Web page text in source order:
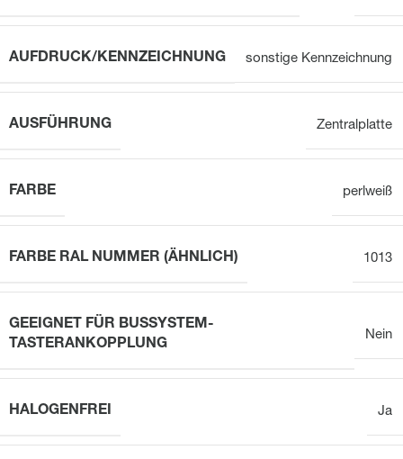
AUFDRUCK/KENNZEICHNUNG sonstige Kennzeichnung
AUSFÜHRUNG Zentralplatte
FARBE perlweiß
FARBE RAL NUMMER (ÄHNLICH) 1013
GEEIGNET FÜR BUSSYSTEM-
TASTERANKOPPLUNG
Nein
HALOGENFREI Ja